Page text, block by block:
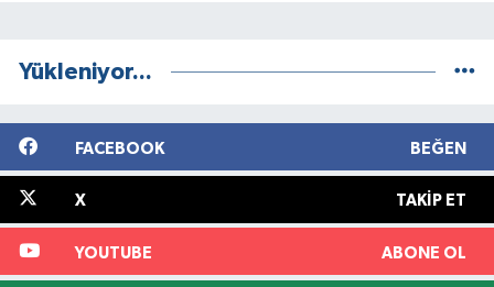
Yükleniyor...
FACEBOOK BEĞEN
X TAKIP ET
YOUTUBE ABONE OL